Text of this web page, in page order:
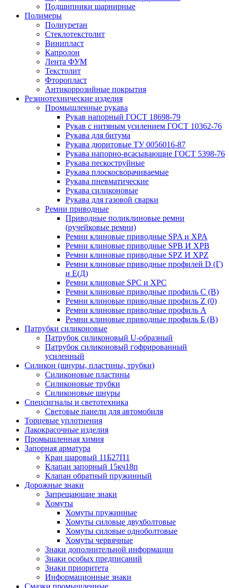
Подшипники шарнирные
Полимеры
Полиуретан
Стеклотекстолит
Винипласт
Капролон
Лента ФУМ
Текстолит
Фторопласт
Антикоррозийные покрытия
Резинотехнические изделия
Промышленные рукава
Рукав напорный ГОСТ 18698-79
Рукав с нитяным усилением ГОСТ 10362-76
Рукава для битума
Рукава дюритовые ТУ 0056016-87
Рукава напорно-всасывающие ГОСТ 5398-76
Рукава пескоструйные
Рукава плоскосворачиваемые
Рукава пневматические
Рукава силиконовые
Рукава для газовой сварки
Ремни приводные
Приводные поликлиновые ремни
(ручейковые ремни)
Ремни клиновые приводные SPA и XPA
Ремни клиновые приводные SPB И XPB
Ремни клиновые приводные SPZ И XPZ
Ремни клиновые приводные профилей D (Г)
и Е(Д)
Ремни клиновые SPC и XPC
Ремни клиновые приводные профиль C (В)
Ремни клиновые приводные профиль Z (0)
Ремни клиновые приводные профиль А
Ремни клиновые приводные профиль Б (B)
Патрубки силиконовые
Патрубок силиконовый U-образный
Патрубок силиконовый гофрированный
усиленный
Силикон (шнуры, пластины, трубки)
Силиконовые пластины
Силиконовые трубки
Силиконовые шнуры
Спецсигналы и светотехника
Световые панели для автомобиля
Торцевые уплотнения
Лакокрасочные изделия
Промышленная химия
Запорная арматура
Кран шаровый 11Б27П1
Клапан запорный 15кч18п
Клапан обратный пружинный
Дорожные знаки
Запрещающие знаки
Хомуты
Хомуты пружинные
Хомуты силовые двухболтовые
Хомуты силовые одноболтовые
Хомуты червячные
Знаки дополнительной информации
Знаки особых предписаний
Знаки приоритета
Информационные знаки
Смазки промышленные